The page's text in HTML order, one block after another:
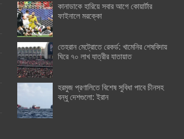
কানাডাকে হারিয়ে সবার আগে কোয়ার্টার
ফাইনালে মরক্কো
তেহরান মেট্রোতে রেকর্ড: খামেনির শেষবিদায়
ঘিরে ৭০ লাখ যাত্রীর যাতায়াত
হরমুজ প্রণালিতে বিশেষ সুবিধা পাবে চীনসহ
বন্ধু দেশগুলো: ইরান